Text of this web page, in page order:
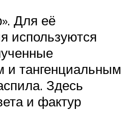
Для её
используются
и тангенциальным
Здесь
и фактур